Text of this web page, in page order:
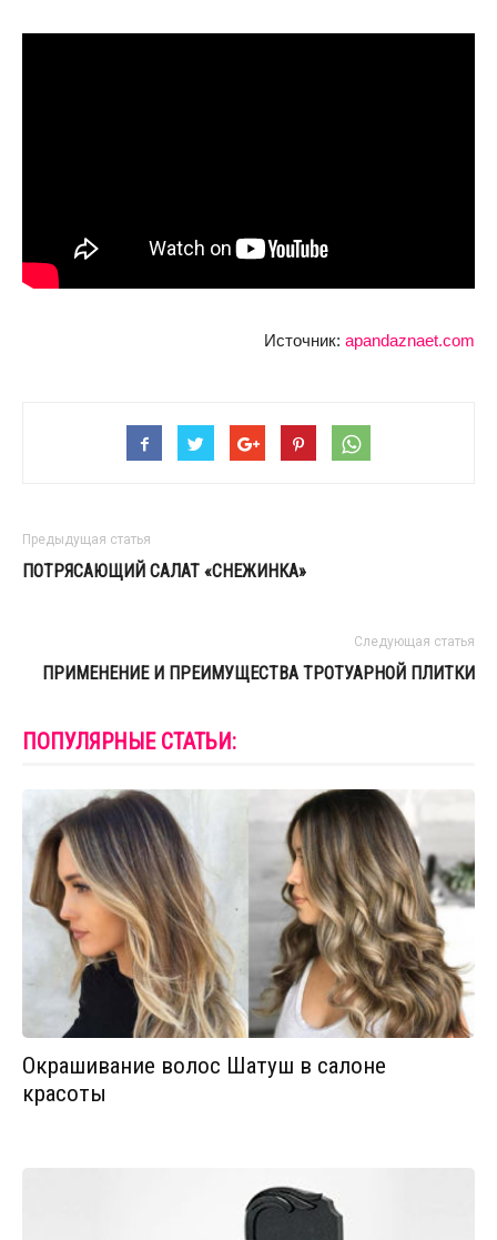
Источник: apandaznaet.com
Предыдущая статья
ПОТРЯСАЮЩИЙ САЛАТ «СНЕЖИНКА»
Следующая статья
ПРИМЕНЕНИЕ И ПРЕИМУЩЕСТВА ТРОТУАРНОЙ ПЛИТКИ
ПОПУЛЯРНЫЕ СТАТЬИ:
Окрашивание волос Шатуш в салоне
красоты